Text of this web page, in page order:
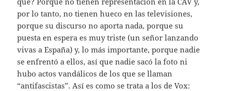
por lo tanto, no tienen hueco en las televisiones,
porque su discurso no aporta nada, porque su
puesta en espera es muy triste (un señor lanzando
vivas a España) y, lo más importante, porque nadie
se enfrentó a ellos, así que nadie sacó la foto ni
hubo actos vandálicos de los que se llaman
“antifascistas”. Así es como se trata a los de Vox: